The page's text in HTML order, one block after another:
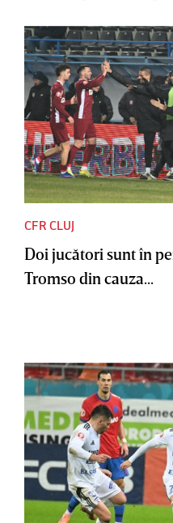
CFR CLUJ
Doi jucători sunt în
Tromso din cauza...